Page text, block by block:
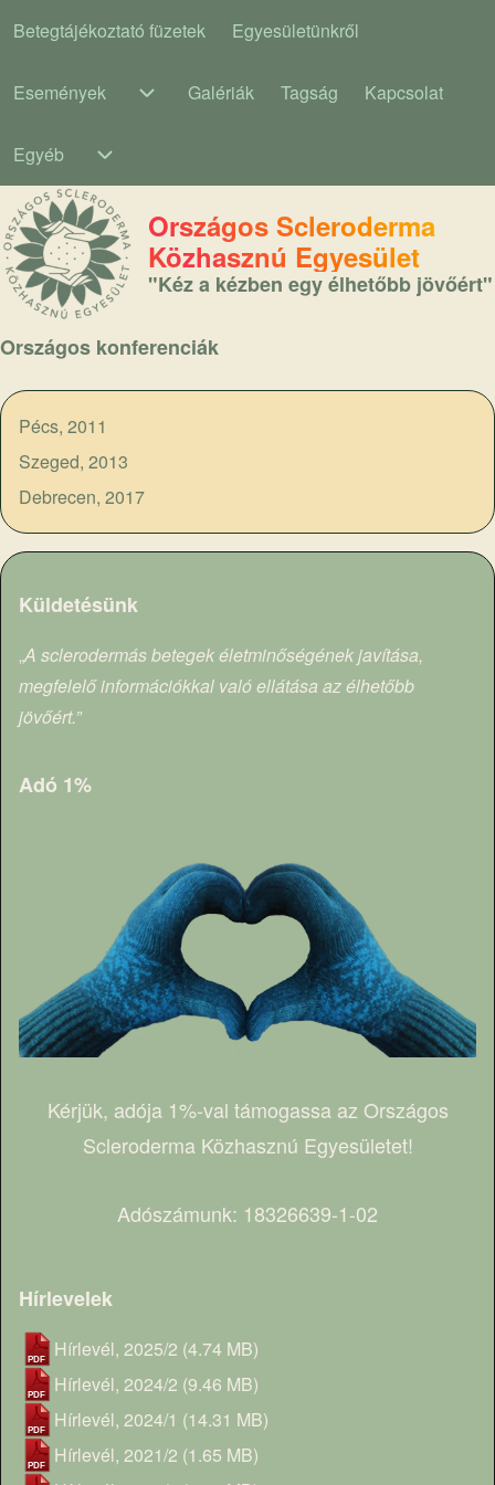
Main navigation
Betegtájékoztató füzetek Egyesületünkről
Események
Események sub-navigation
Galériák Tagság Kapcsolat
Egyéb
Országos Scleroderma
Közhasznú Egyesület
"Kéz a kézben egy élhetőbb jövőért"
Országos konferenciák
Pécs, 2011
Szeged, 2013
Debrecen, 2017
Küldetésünk
„A sclerodermás betegek életminőségének javítása,
megfelelő információkkal való ellátása az élhetőbb
jövőért.”
Adó 1%
Kérjük, adója 1%-val támogassa az Országos
Scleroderma Közhasznú Egyesületet!
Adószámunk: 18326639-1-02
Hírlevelek
Hírlevél, 2025/2 (4.74 MB)
Hírlevél, 2024/2 (9.46 MB)
Hírlevél, 2024/1 (14.31 MB)
Hírlevél, 2021/2 (1.65 MB)